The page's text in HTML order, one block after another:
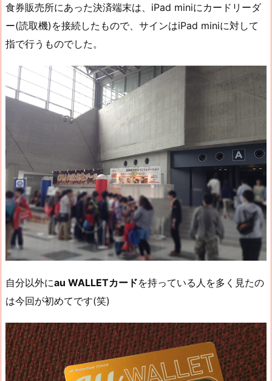
食券販売所にあった決済端末は、iPad miniにカードリーダ
ー(読取機)を接続したもので、サインはiPad miniに対して
指で行うものでした。
自分以外にau WALLETカードを持っている人を多く見たの
は今回が初めてです(笑)